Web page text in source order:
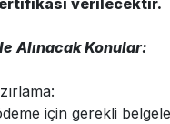
verilecektir.
Alınacak Konular:
için gerekli